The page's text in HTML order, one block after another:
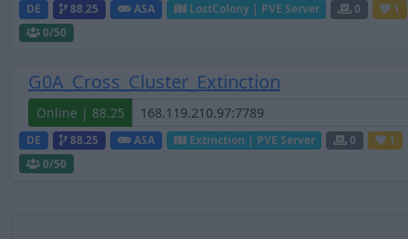
DE 88.25 ASA LostColony | PVE Server 0
1
0/50
G0A_Cross_Cluster_Extinction
Online | 88.25
DE 88.25 ASA Extinction | PVE Server 0
1
0/50